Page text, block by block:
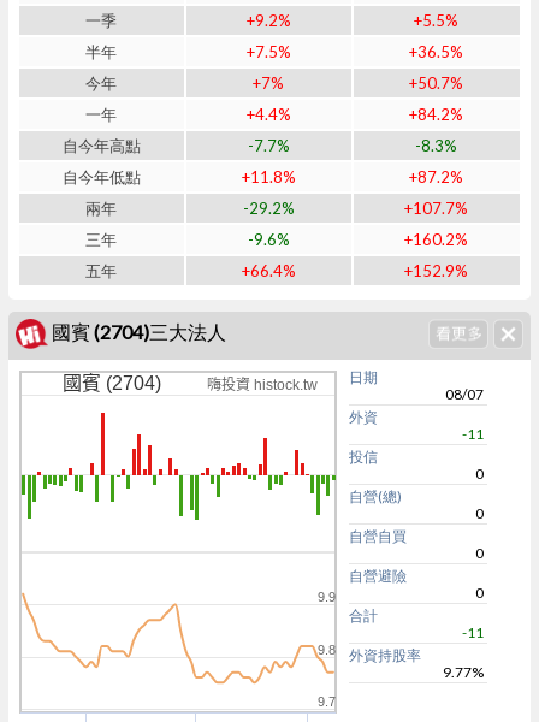
一季
+9.2%
+5.5%
半年
+7.5%
+36.5%
今年
+7%
+50.7%
一年
+4.4%
+84.2%
自今年高點
-7.7%
-8.3%
自今年低點
+11.8%
+87.2%
兩年
-29.2%
+107.7%
三年
-9.6%
+160.2%
五年
+66.4% +152.9%
國賓 (2704)三大法人
國賓 (2704) 嗨投資 histock.tw
9.7
9.8
9.9
日期
08/07
外資
-11
投信
0
自營(總)
0
自營自買
0
自營避險
0
合計
-11
外資持股率
9.77%